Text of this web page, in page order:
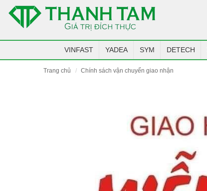
VINFAST YADEA SYM DETECH
trang chủ chính sách vận chuyển giao nhận